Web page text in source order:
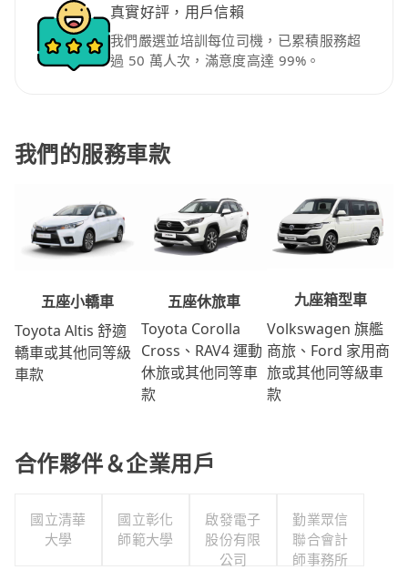
真實好評，用戶信賴
我們嚴選並培訓每位司機，已累積服務超
過 50 萬人次，滿意度高達 99%。
我們的服務車款
五座小轎車
Toyota Altis 舒適
轎車或其他同等級
車款
五座休旅車
Toyota Corolla
Cross、RAV4 運動
休旅或其他同等車
款
九座箱型車
Volkswagen 旗艦
商旅、Ford 家用商
旅或其他同等級車
款
合作夥伴＆企業用戶
國立清華
大學
國立彰化
師範大學
啟發電子
股份有限
公司
勤業眾信
聯合會計
師事務所